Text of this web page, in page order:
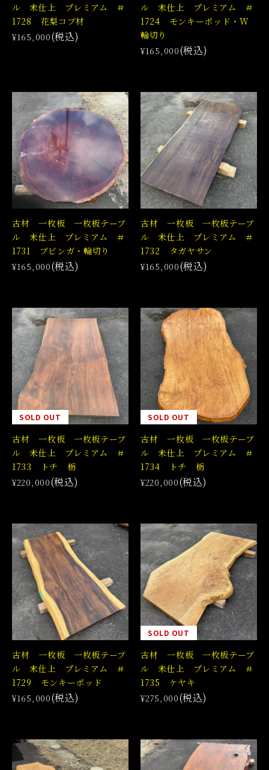
ル 未仕上 プレミアム ＃
1728 花梨コブ材
¥165,000(税込)
ル 未仕上 プレミアム ＃
1724 モンキーポッド・W
輪切り
¥165,000(税込)
古材 一枚板 一枚板テーブ
ル 未仕上 プレミアム ＃
1731 ブビンガ・輪切り
¥165,000(税込)
古材 一枚板 一枚板テーブ
ル 未仕上 プレミアム ＃
1732 タガヤサン
¥165,000(税込)
SOLD OUT
古材 一枚板 一枚板テーブ
ル 未仕上 プレミアム ＃
1733 トチ 栃
¥220,000(税込)
SOLD OUT
古材 一枚板 一枚板テーブ
ル 未仕上 プレミアム ＃
1734 トチ 栃
¥220,000(税込)
古材 一枚板 一枚板テーブ
ル 未仕上 プレミアム ＃
1729 モンキーポッド
¥165,000(税込)
SOLD OUT
古材 一枚板 一枚板テーブ
ル 未仕上 プレミアム ＃
1735 ケヤキ
¥275,000(税込)